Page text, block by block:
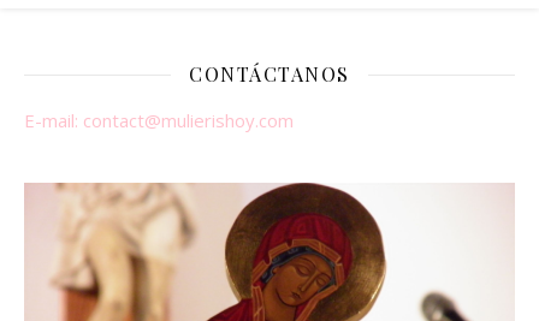
CONTÁCTANOS
E-mail: contact@mulierishoy.com